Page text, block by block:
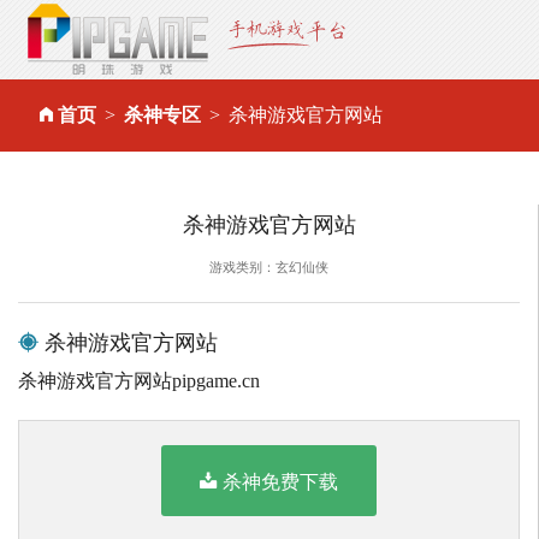
首页 杀神专区 杀神游戏官方网站
杀神游戏官方网站
游戏类别：玄幻仙侠
杀神游戏官方网站
杀神游戏官方网站pipgame.cn
杀神免费下载